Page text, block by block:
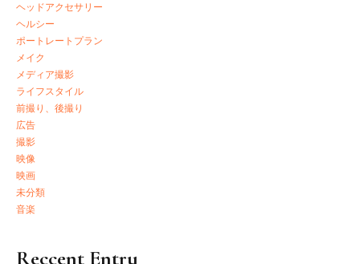
ヘッドアクセサリー
ヘルシー
ポートレートプラン
メイク
メディア撮影
ライフスタイル
前撮り、後撮り
広告
撮影
映像
映画
未分類
音楽
Reccent Entry